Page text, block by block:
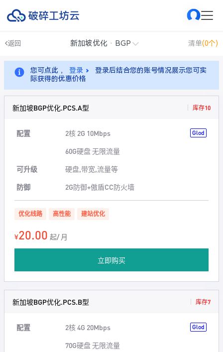
返回 新加坡优化 · BGP 清单(0个)
您可点此 ， 登录
登录后结合您的账号情况展示您可实
际获得的优惠价格
新加坡BGP优化.PCS.A型 库存10
配置 2核 2G 10Mbps Glod
60G硬盘 无限流量
可升级
硬盘,带宽,流量等
防御
2G防御+傲盾CC防火墙
优化线路 高性能 建站优化
¥20.00 起/ 月
立即购买
新加坡BGP优化.PCS.B型 库存7
配置 2核 4G 20Mbps Glod
70G硬盘 无限流量